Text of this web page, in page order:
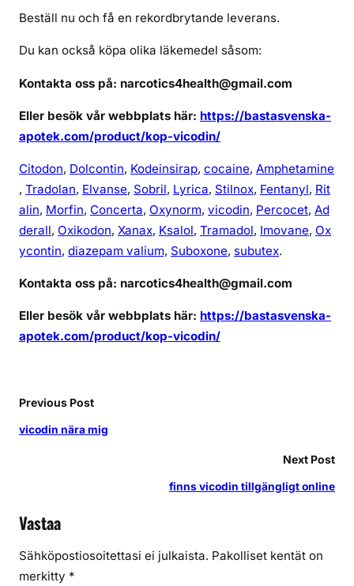
i
o
i
l
i
t
a
r
Beställ nu och få en rekordbrytande leverans.
Du kan också köpa olika läkemedel såsom:
Kontakta oss på: narcotics4health@gmail.com
Eller besök vår webbplats här: https://bastasvenska-
apotek.com/product/kop-vicodin/
Citodon, Dolcontin, Kodeinsirap, cocaine, Amphetamine
, Tradolan, Elvanse, Sobril, Lyrica, Stilnox, Fentanyl, Rit
alin, Morfin, Concerta, Oxynorm, vicodin, Percocet, Ad
derall, Oxikodon, Xanax, Ksalol, Tramadol, Imovane, Ox
ycontin, diazepam valium, Suboxone, subutex.
Kontakta oss på: narcotics4health@gmail.com
Eller besök vår webbplats här: https://bastasvenska-
apotek.com/product/kop-vicodin/
Previous Post
vicodin nära mig
Next Post
finns vicodin tillgängligt online
Vastaa
Sähköpostiosoitettasi ei julkaista. Pakolliset kentät on
merkitty *